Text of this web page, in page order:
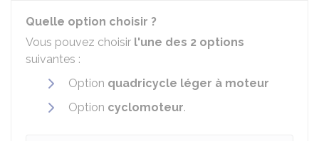
Quelle option choisir ?
Vous pouvez choisir l'une des 2 options
suivantes :
Option quadricycle léger à moteur
Option cyclomoteur.